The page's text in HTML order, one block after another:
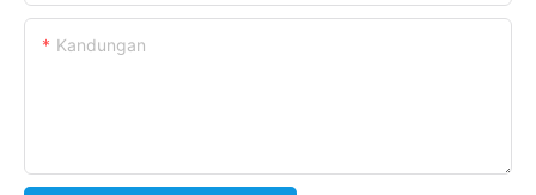
Kandungan